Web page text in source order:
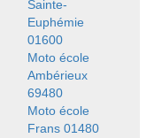
Sainte-
Euphémie
01600
Moto école
Ambérieux
69480
Moto école
Frans 01480